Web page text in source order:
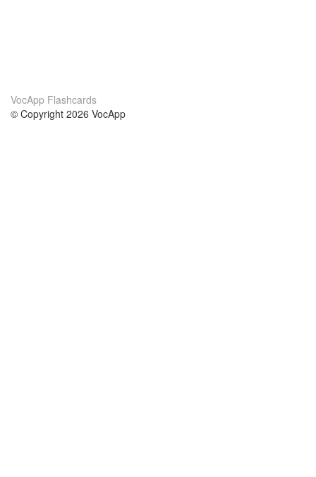
VocApp Flashcards
© Copyright 2026 VocApp